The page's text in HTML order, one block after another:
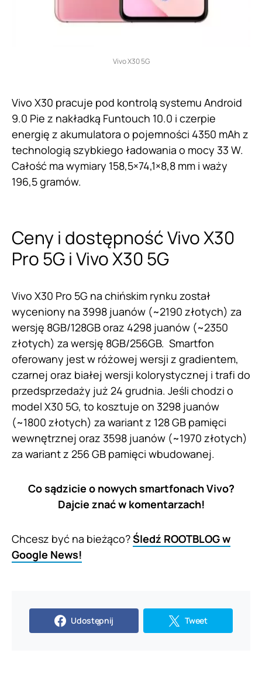
Vivo X30 5G
Vivo X30 pracuje pod kontrolą systemu Android
9.0 Pie z nakładką Funtouch 10.0 i czerpie
energię z akumulatora o pojemności 4350 mAh z
technologią szybkiego ładowania o mocy 33 W.
Całość ma wymiary 158,5×74,1×8,8 mm i waży
196,5 gramów.
Ceny i dostępność Vivo X30
Pro 5G i Vivo X30 5G
Vivo X30 Pro 5G na chińskim rynku został
wyceniony na 3998 juanów (~2190 złotych) za
wersję 8GB/128GB oraz 4298 juanów (~2350
złotych) za wersję 8GB/256GB. Smartfon
oferowany jest w różowej wersji z gradientem,
czarnej oraz białej wersji kolorystycznej i trafi do
przedsprzedaży już 24 grudnia. Jeśli chodzi o
model X30 5G, to kosztuje on 3298 juanów
(~1800 złotych) za wariant z 128 GB pamięci
wewnętrznej oraz 3598 juanów (~1970 złotych)
za wariant z 256 GB pamięci wbudowanej.
Co sądzicie o nowych smartfonach Vivo?
Dajcie znać w komentarzach!
Chcesz być na bieżąco?Śledź ROOTBLOG w
Google News!
Udostępnij Tweet